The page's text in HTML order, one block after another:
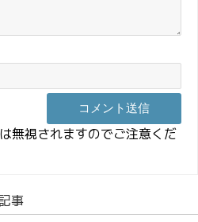
無視されますのでご注意くだ
事